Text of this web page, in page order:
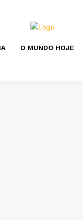
O MUNDO HOJE